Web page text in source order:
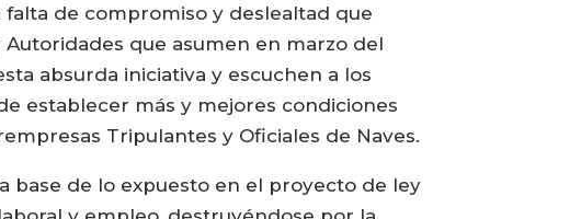
de compromiso y deslealtad que
que asumen en marzo del
absurda iniciativa y escuchen a los
establecer más y mejores condiciones
Tripulantes y Oficiales de Naves.
base de lo expuesto en el proyecto de ley